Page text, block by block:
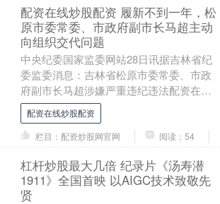
配资在线炒股配资 履新不到一年，松
原市委常委、市政府副市长马超主动
向组织交代问题
中央纪委国家监委网站28日讯据吉林省纪
委监委消息：吉林省松原市委常委、市政
府副市长马超涉嫌严重违纪违法配资在线
炒股配资，主动向组织交代问题，目前正
接受吉林省纪委....
配资在线炒股配资
栏目：配资炒股网官网
阅读：54
杠杆炒股最大几倍 纪录片《汤寿潜
1911》全国首映 以AIGC技术致敬先
贤